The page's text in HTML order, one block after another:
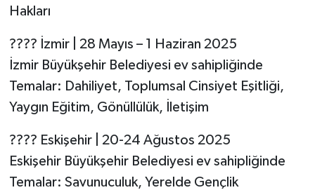
Hakları
???? İzmir | 28 Mayıs – 1 Haziran 2025
İzmir Büyükşehir Belediyesi ev sahipliğinde
Temalar: Dahiliyet, Toplumsal Cinsiyet Eşitliği,
Yaygın Eğitim, Gönüllülük, İletişim
???? Eskişehir | 20-24 Ağustos 2025
Eskişehir Büyükşehir Belediyesi ev sahipliğinde
Temalar: Savunuculuk, Yerelde Gençlik